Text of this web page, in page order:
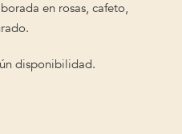
en rosas, cafeto,
disponibilidad.